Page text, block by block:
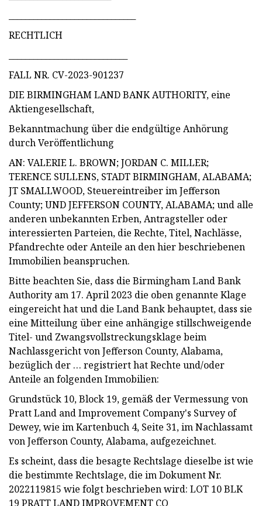
RECHTLICH
FALL NR. CV-2023-901237
DIE BIRMINGHAM LAND BANK AUTHORITY, eine
Aktiengesellschaft,
Bekanntmachung über die endgültige Anhörung
durch Veröffentlichung
AN: VALERIE L. BROWN; JORDAN C. MILLER;
TERENCE SULLENS, STADT BIRMINGHAM, ALABAMA;
JT SMALLWOOD, Steuereintreiber im Jefferson
County; UND JEFFERSON COUNTY, ALABAMA; und alle
anderen unbekannten Erben, Antragsteller oder
interessierten Parteien, die Rechte, Titel, Nachlässe,
Pfandrechte oder Anteile an den hier beschriebenen
Immobilien beanspruchen.
Bitte beachten Sie, dass die Birmingham Land Bank
Authority am 17. April 2023 die oben genannte Klage
eingereicht hat und die Land Bank behauptet, dass sie
eine Mitteilung über eine anhängige stillschweigende
Titel- und Zwangsvollstreckungsklage beim
Nachlassgericht von Jefferson County, Alabama,
bezüglich der … registriert hat Rechte und/oder
Anteile an folgenden Immobilien:
Grundstück 10, Block 19, gemäß der Vermessung von
Pratt Land and Improvement Company's Survey of
Dewey, wie im Kartenbuch 4, Seite 31, im Nachlassamt
von Jefferson County, Alabama, aufgezeichnet.
Es scheint, dass die besagte Rechtslage dieselbe ist wie
die bestimmte Rechtslage, die im Dokument Nr.
2022119815 wie folgt beschrieben wird: LOT 10 BLK
19 PRATT LAND IMPROVEMENT CO